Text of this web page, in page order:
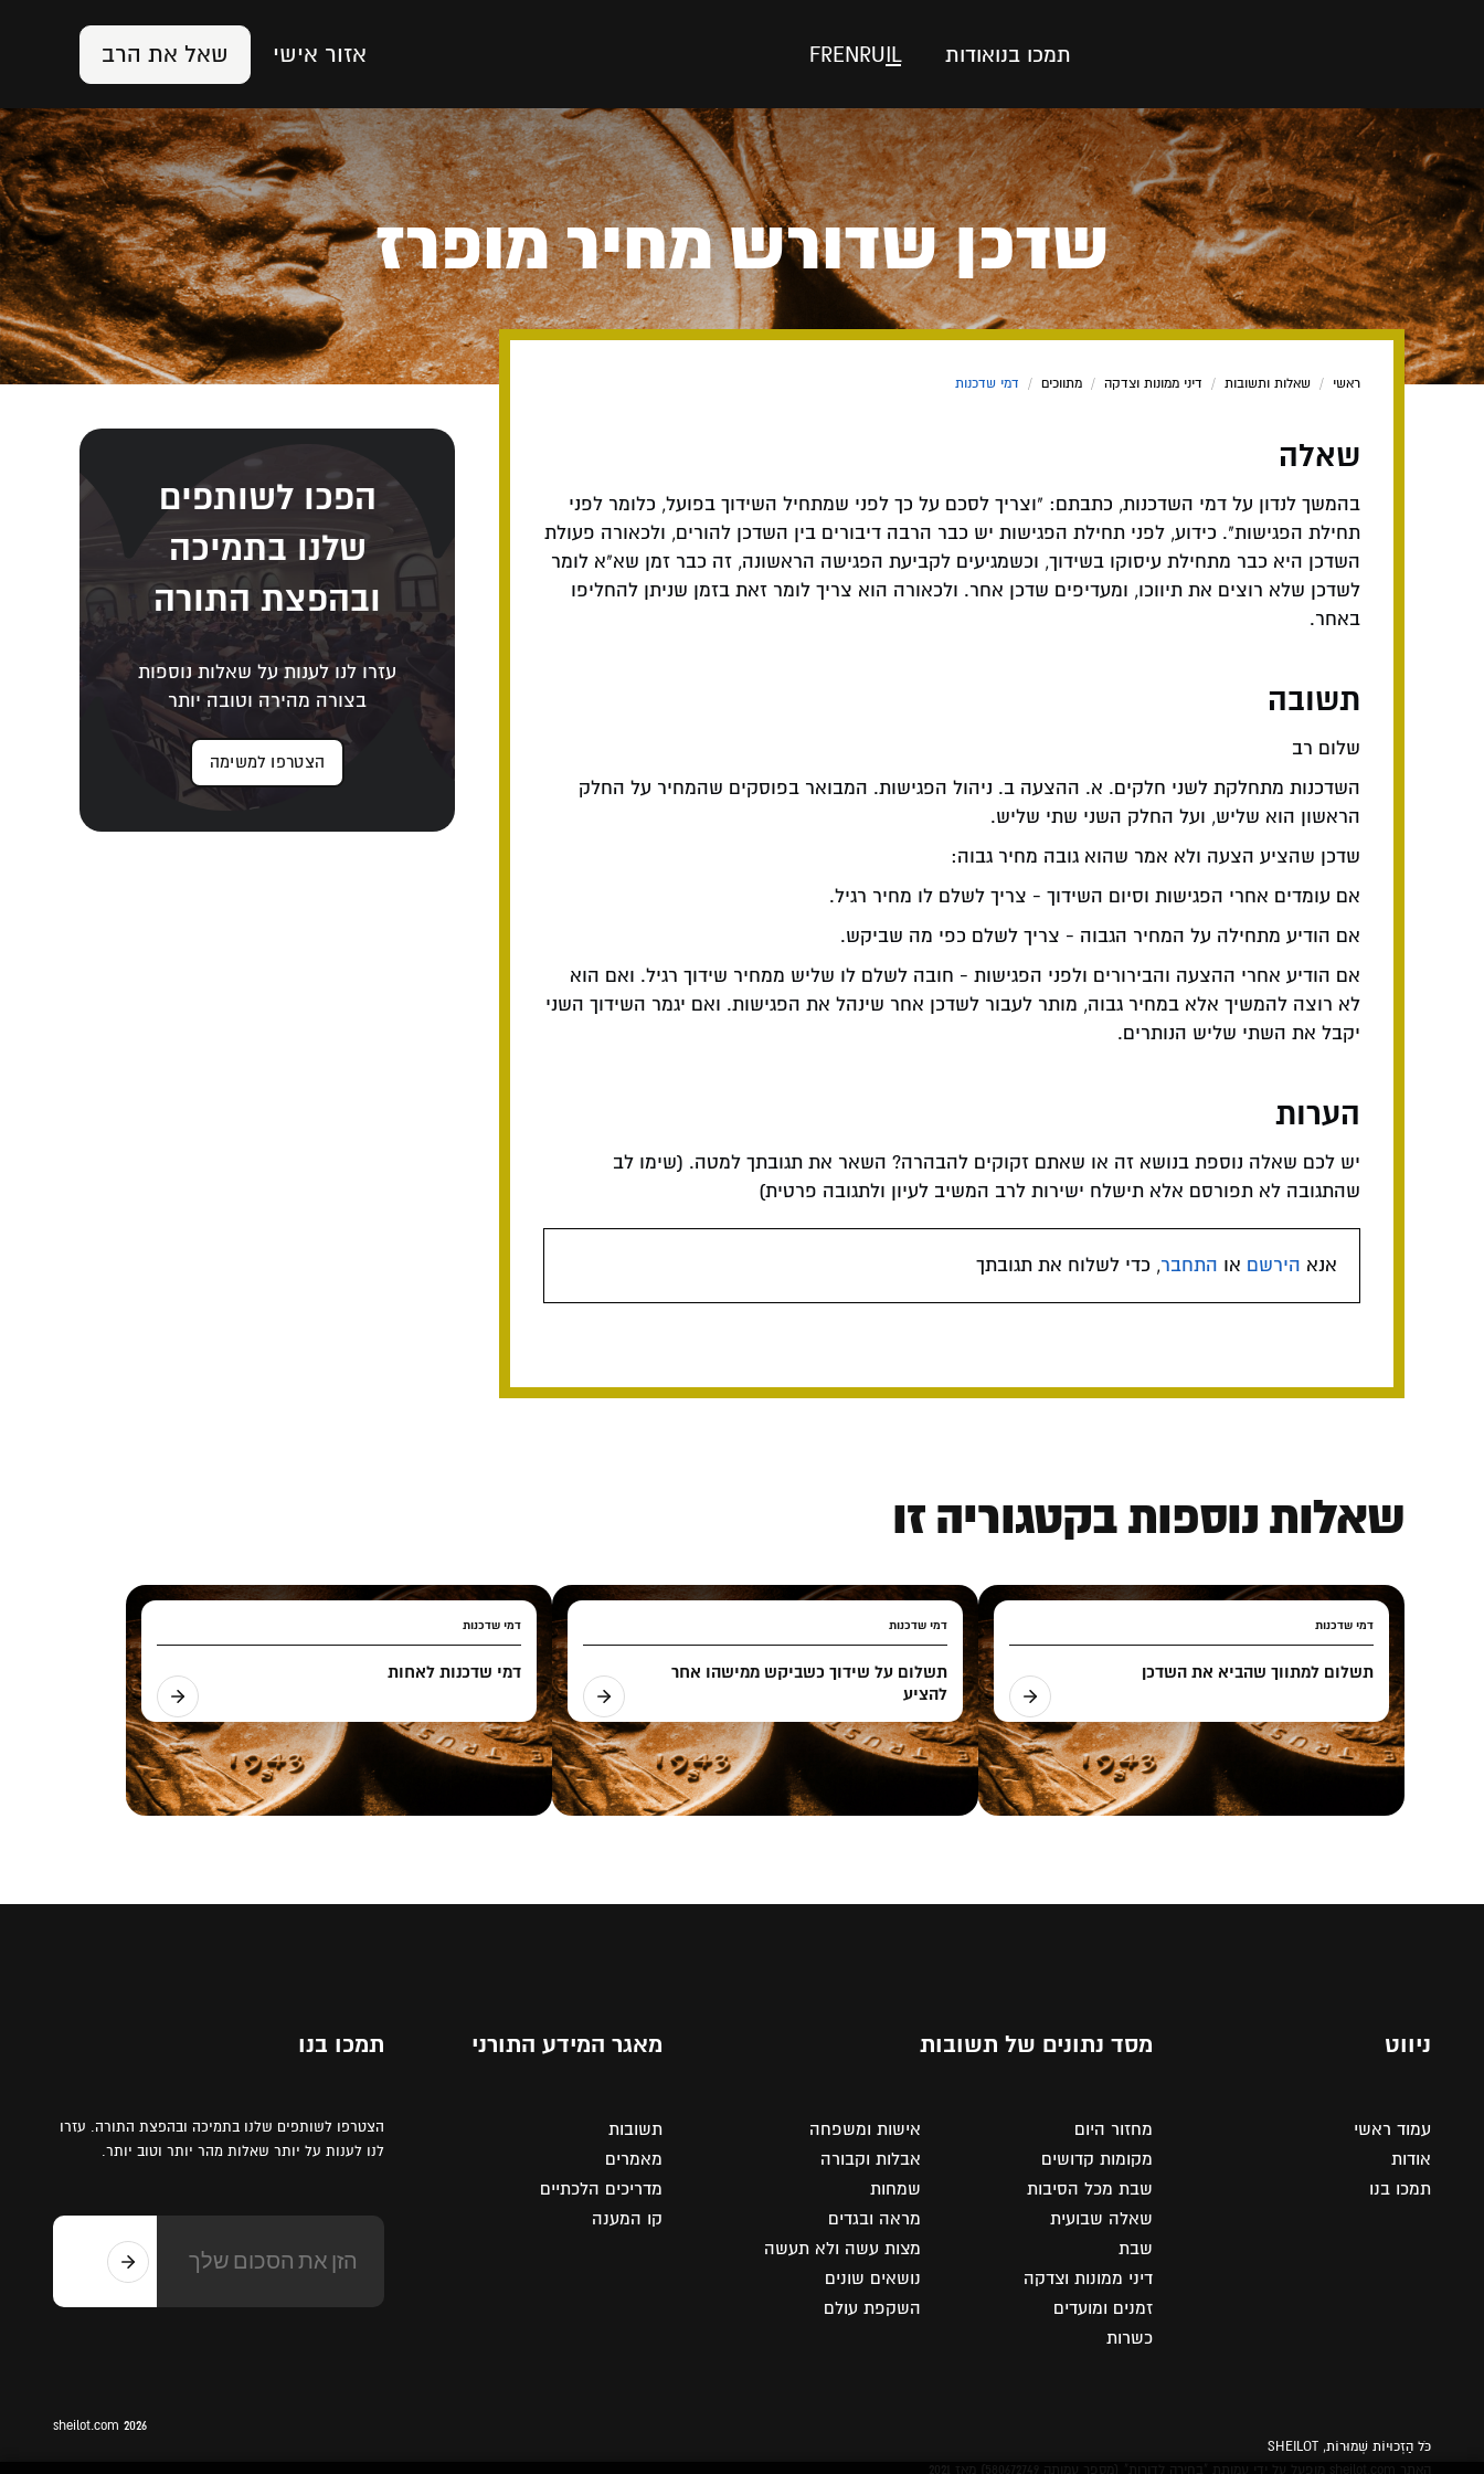
תמכו בנואודות IL
RU
EN
FR אזור אישי שאל את הרב
שדכן שדורש מחיר מופרז
ראשי / שאלות ותשובות / דיני ממונות וצדקה / מתווכים / דמי שדכנות
שאלה
בהמשך לנדון על דמי השדכנות, כתבתם: "וצריך לסכם על כך לפני שמתחיל השידוך בפועל, כלומר לפני
תחילת הפגישות". כידוע, לפני תחילת הפגישות יש כבר הרבה דיבורים בין השדכן להורים, ולכאורה פעולת
השדכן היא כבר מתחילת עיסוקו בשידוך, וכשמגיעים לקביעת הפגישה הראשונה, זה כבר זמן שא"א לומר
לשדכן שלא רוצים את תיווכו, ומעדיפים שדכן אחר. ולכאורה הוא צריך לומר זאת בזמן שניתן להחליפו
באחר.
תשובה
שלום רב
השדכנות מתחלקת לשני חלקים. א. ההצעה ב. ניהול הפגישות. המבואר בפוסקים שהמחיר על החלק
הראשון הוא שליש, ועל החלק השני שתי שליש.
שדכן שהציע הצעה ולא אמר שהוא גובה מחיר גבוה:
אם עומדים אחרי הפגישות וסיום השידוך - צריך לשלם לו מחיר רגיל.
אם הודיע מתחילה על המחיר הגבוה - צריך לשלם כפי מה שביקש.
אם הודיע אחרי ההצעה והבירורים ולפני הפגישות - חובה לשלם לו שליש ממחיר שידוך רגיל. ואם הוא
לא רוצה להמשיך אלא במחיר גבוה, מותר לעבור לשדכן אחר שינהל את הפגישות. ואם יגמר השידוך השני
יקבל את השתי שליש הנותרים.
הערות
יש לכם שאלה נוספת בנושא זה או שאתם זקוקים להבהרה? השאר את תגובתך למטה. (שימו לב
שהתגובה לא תפורסם אלא תישלח ישירות לרב המשיב לעיון ולתגובה פרטית)
אנא הירשם או התחבר, כדי לשלוח את תגובתך
הפכו לשותפים
שלנו בתמיכה
ובהפצת התורה
עזרו לנו לענות על שאלות נוספות
בצורה מהירה וטובה יותר
הצטרפו למשימה
שאלות נוספות בקטגוריה זו
דמי שדכנות
תשלום למתווך שהביא את השדכן
דמי שדכנות
תשלום על שידוך כשביקש ממישהו אחר
להציע
דמי שדכנות
דמי שדכנות לאחות
ניווט
עמוד ראשי
אודות
תמכו בנו
מסד נתונים של תשובות
מחזור היום
מקומות קדושים
שבת מכל הסיבות
שאלה שבועית
שבת
דיני ממונות וצדקה
זמנים ומועדים
כשרות
אישות ומשפחה
אבלות וקבורה
שמחות
מראה ובגדים
מצות עשה ולא תעשה
נושאים שונים
השקפת עולם
מאגר המידע התורני
תשובות
מאמרים
מדריכים הלכתיים
קו המענה
תמכו בנו
הצטרפו לשותפים שלנו בתמיכה ובהפצת התורה. עזרו
לנו לענות על יותר שאלות מהר יותר וטוב יותר.
כֹּל הַזְכוּיוֹת שְׁמוּרוֹת, SHEILOT
sheilot.com 2026